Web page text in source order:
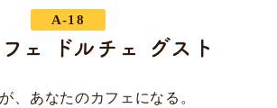
A-18
ェ ドルチェ グスト
、あなたのカフェになる。